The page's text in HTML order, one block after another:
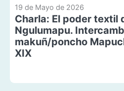
19 de Mayo de 2026
Charla: El poder textil
Ngulumapu.
makuñ/poncho
XIX